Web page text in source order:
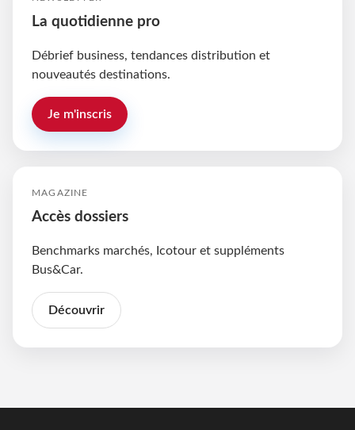
La quotidienne pro
Débrief business, tendances distribution et
nouveautés destinations.
Je m'inscris
MAGAZINE
Accès dossiers
Benchmarks marchés, Icotour et suppléments
Bus&Car.
Découvrir